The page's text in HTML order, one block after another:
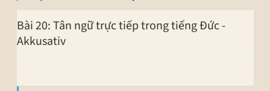
Bài 20: Tân ngữ trực tiếp trong tiếng Đức -
Akkusativ